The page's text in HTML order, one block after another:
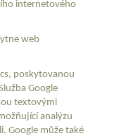
internetového
web
poskytovanou
Google
textovými
analýzu
Google může také